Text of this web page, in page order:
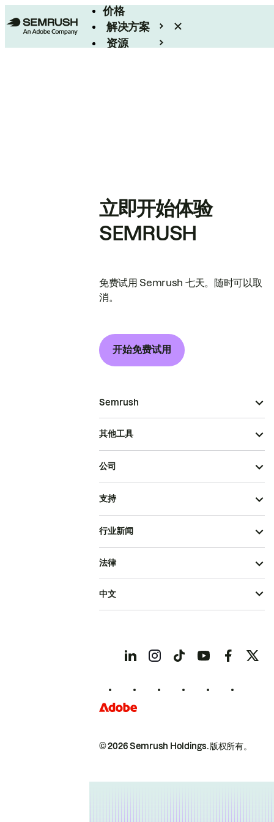
价格
解决方案
资源
立即开始体验
SEMRUSH
免费试用 Semrush 七天。随时可以取
消。
开始免费试用
Semrush
其他工具
公司
支持
行业新闻
© 2026 Semrush Holdings.版权所有。
法律
中文